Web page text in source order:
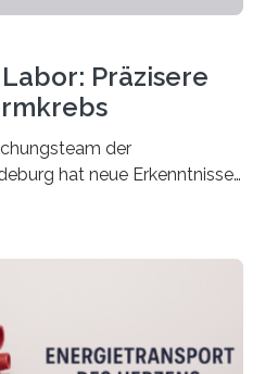
Präzisere
der
hat neue Erkenntnisse
ihrer aktuellen Studie,
dass Mini-Tumore
und Patienten –
werden können, um
am besten